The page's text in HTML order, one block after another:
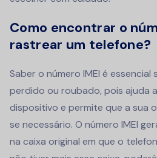
Como encontrar o
rastrear um telefone?
Saber o número IMEI é
perdido ou roubado, pois ajuda
dispositivo e permite que a sua
se necessário. O número IMEI
na caixa original em que o